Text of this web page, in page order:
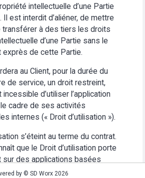
intellectuelle d’une Partie
Il est interdit d’aliéner, de mettre
transférer à des tiers les droits
d’une Partie sans le
exprès de cette Partie.
au Client, pour la durée du
de service, un droit restreint,
d’utiliser l’application
cadre de ses activités
internes (« Droit d’utilisation »).
s’éteint au terme du contrat.
que le Droit d’utilisation porte
sur des applications basées
s’abstiendra (i) d’utiliser
by © SD Worx 2026